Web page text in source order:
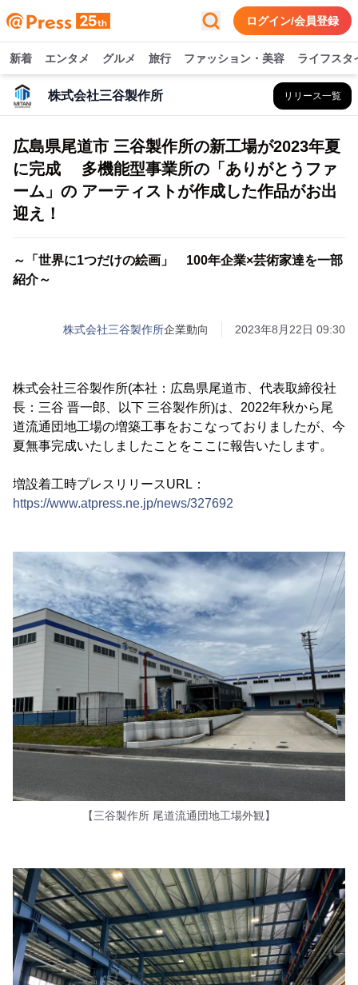
ログイン/会員登録
新着 エンタメ グルメ 旅行 ファッション・美容 ライフスタ
株式会社三谷製作所 リリース一覧
広島県尾道市 三谷製作所の新工場が2023年夏
に完成 多機能型事業所の「ありがとうファ
ーム」の アーティストが作成した作品がお出
迎え！
～「世界に1つだけの絵画」 100年企業×芸術家達を一部
紹介～
株式会社三谷製作所企業動向 2023年8月22日 09:30
株式会社三谷製作所(本社：広島県尾道市、代表取締役社
長：三谷 晋一郎、以下 三谷製作所)は、2022年秋から尾
道流通団地工場の増築工事をおこなっておりましたが、今
夏無事完成いたしましたことをここに報告いたします。
増設着工時プレスリリースURL：
https://www.atpress.ne.jp/news/327692
【三谷製作所 尾道流通団地工場外観】